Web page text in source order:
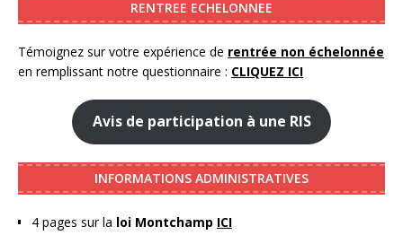
RENTREE ECHELONNEE
Témoignez sur votre expérience de rentrée non échelonnée
en remplissant notre questionnaire : CLIQUEZ ICI
Avis de participation à une RIS
INFORMATIONS ADMINISTRATIVES
4 pages sur la loi Montchamp ICI